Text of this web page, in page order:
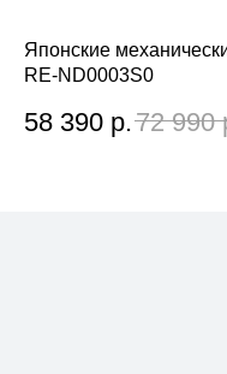
Японские
RE-ND0003S0
58 390 р.72 990